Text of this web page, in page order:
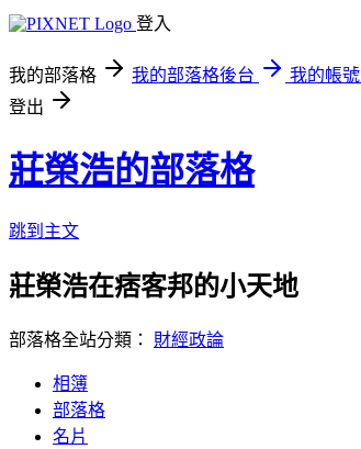
登入
我的部落格 我的部落格後台
我的帳號
登出
莊榮浩的部落格
跳到主文
莊榮浩在痞客邦的小天地
部落格全站分類： 財經政論
相簿
部落格
名片